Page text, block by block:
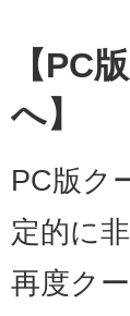
【PC
へ】
PC版ク
定的に
再度ク